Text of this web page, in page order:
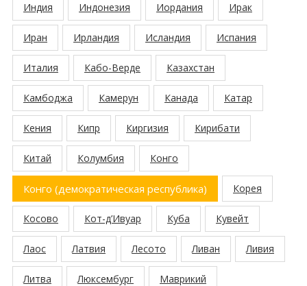
Индия Индонезия Иордания Ирак
Иран Ирландия Исландия Испания
Италия Кабо-Верде Казахстан
Камбоджа Камерун Канада Катар
Кения Кипр Киргизия Кирибати
Китай Колумбия Конго
Конго (демократическая республика) Корея
Косово Кот-д’Ивуар Куба Кувейт
Лаос Латвия Лесото Ливан Ливия
Литва Люксембург Маврикий